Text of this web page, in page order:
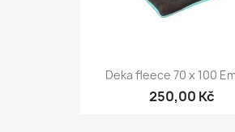
Deka fleece 70 x 100
250,00 Kč